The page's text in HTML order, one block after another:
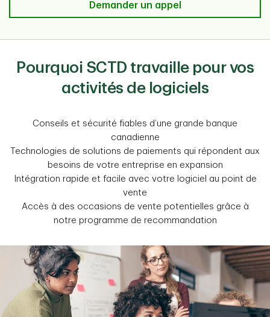
Demander un appel
Pourquoi SCTD travaille pour vos
activités de logiciels
Conseils et sécurité fiables d’une grande banque
canadienne
Technologies de solutions de paiements qui répondent aux
besoins de votre entreprise en expansion
Intégration rapide et facile avec votre logiciel au point de
vente
Accès à des occasions de vente potentielles grâce à
notre programme de recommandation